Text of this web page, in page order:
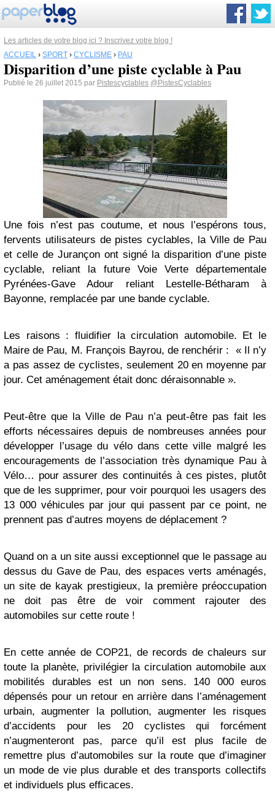
Les articles de votre blog ici ? Inscrivez votre blog !
ACCUEIL › SPORT › CYCLISME › PAU
Disparition d’une piste cyclable à Pau
Publié le 26 juillet 2015 par Pistescyclables @PistesCyclables
Une fois n’est pas coutume, et nous l’espérons tous,
fervents utilisateurs de pistes cyclables, la Ville de Pau
et celle de Jurançon ont signé la disparition d’une piste
cyclable, reliant la future Voie Verte départementale
Pyrénées-Gave Adour reliant Lestelle-Bétharam à
Bayonne, remplacée par une bande cyclable.
Les raisons : fluidifier la circulation automobile. Et le
Maire de Pau, M. François Bayrou, de renchérir : « Il n’y
a pas assez de cyclistes, seulement 20 en moyenne par
jour. Cet aménagement était donc déraisonnable ».
Peut-être que la Ville de Pau n’a peut-être pas fait les
efforts nécessaires depuis de nombreuses années pour
développer l’usage du vélo dans cette ville malgré les
encouragements de l’association très dynamique Pau à
Vélo… pour assurer des continuités à ces pistes, plutôt
que de les supprimer, pour voir pourquoi les usagers des
13 000 véhicules par jour qui passent par ce point, ne
prennent pas d’autres moyens de déplacement ?
Quand on a un site aussi exceptionnel que le passage au
dessus du Gave de Pau, des espaces verts aménagés,
un site de kayak prestigieux, la première préoccupation
ne doit pas être de voir comment rajouter des
automobiles sur cette route !
En cette année de COP21, de records de chaleurs sur
toute la planète, privilégier la circulation automobile aux
mobilités durables est un non sens. 140 000 euros
dépensés pour un retour en arrière dans l’aménagement
urbain, augmenter la pollution, augmenter les risques
d’accidents pour les 20 cyclistes qui forcément
n’augmenteront pas, parce qu’il est plus facile de
remettre plus d’automobiles sur la route que d’imaginer
un mode de vie plus durable et des transports collectifs
et individuels plus efficaces.